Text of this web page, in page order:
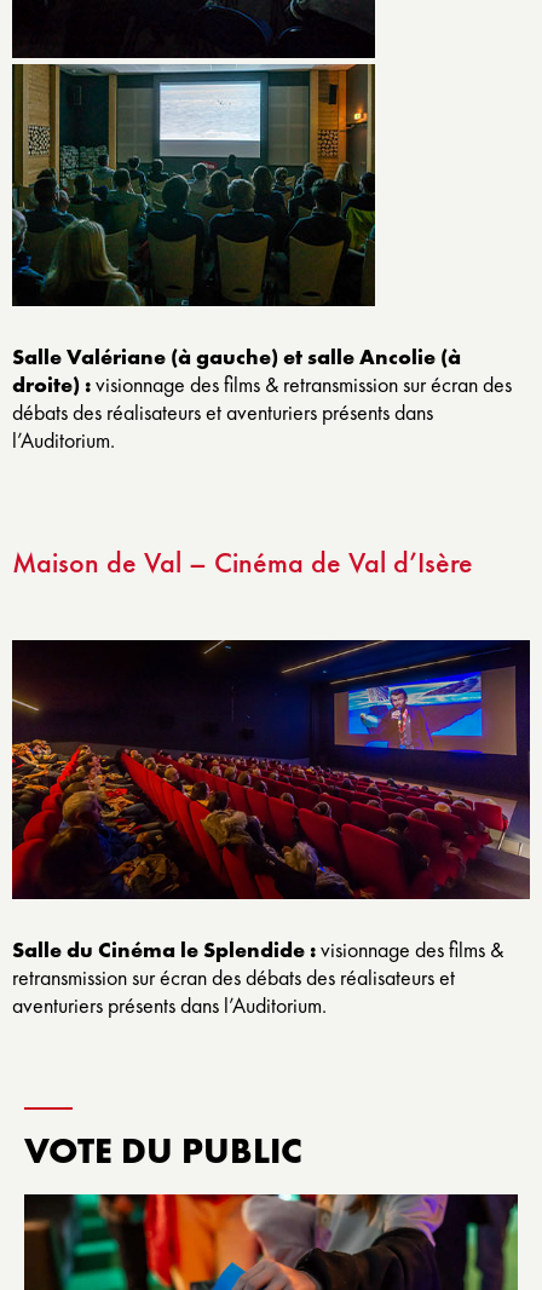
Salle Valériane (à gauche) et salle Ancolie (à
droite) :visionnage des films & retransmission sur écran des
débats des réalisateurs et aventuriers présents dans
l’Auditorium.
Maison de Val – Cinéma de Val d’Isère
Salle du Cinéma le Splendide :visionnage des films &
retransmission sur écran des débats des réalisateurs et
aventuriers présents dans l’Auditorium.
VOTE DU PUBLIC